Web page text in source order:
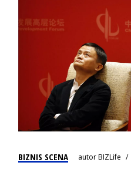
BIZNIS SCENA autorBIZLife